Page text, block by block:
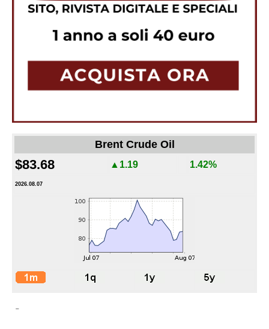
Brent Crude Oil
$83.68 ▲1.19 1.42%
2026.08.07
-